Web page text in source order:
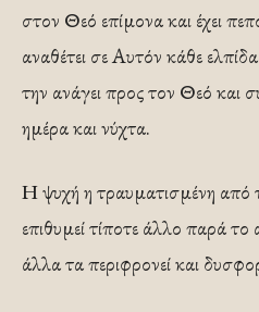
στον Θεό επίμονα και έχει
αναθέτει σε Αυτόν κάθε
την ανάγει προς τον Θεό και
ημέρα και νύχτα.
Η ψυχή η τραυματισμένη από
επιθυμεί τίποτε άλλο παρά
άλλα τα περιφρονεί και